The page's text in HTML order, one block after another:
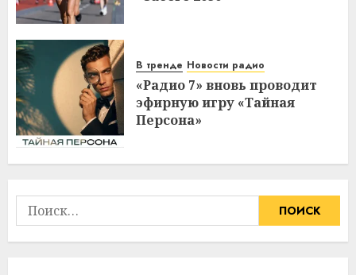
В тренде Новости радио
«Радио 7» вновь проводит
эфирную игру «Тайная
Персона»
Найти: